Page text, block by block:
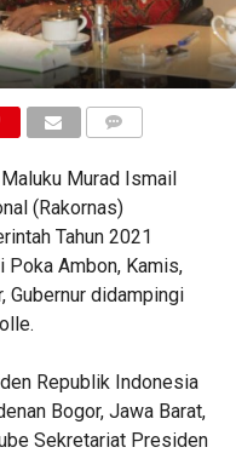
Murad Ismail
(Rakornas)
Tahun 2021
Poka Ambon, Kamis,
didampingi
Republik Indonesia
Bogor, Jawa Barat,
Sekretariat Presiden